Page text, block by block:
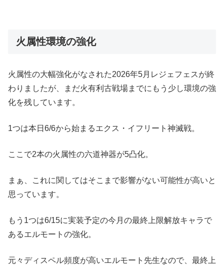
火属性環境の強化
火属性の大幅強化がなされた2026年5月レジェフェスが終
わりましたが、まだ火有利古戦場までにもう少し環境の強
化を残しています。
1つは本日6/6から始まるエクス・イフリート神滅戦。
ここで2本の火属性の六道神器が5凸化。
まぁ、これに関してはそこまで影響がない可能性が高いと
思っています。
もう1つは6/15に実装予定の今月の最終上限解放キャラで
あるエルモートの強化。
元々ディスペル頻度が高いエルモート先生なので、最終上